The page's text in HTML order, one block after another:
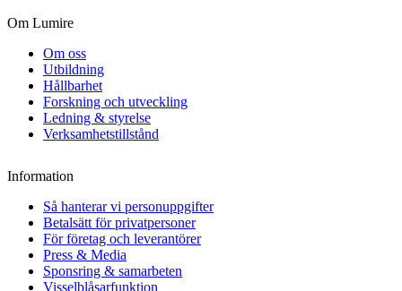
Om Lumire
Om oss
Utbildning
Hållbarhet
Forskning och utveckling
Ledning & styrelse
Verksamhetstillstånd
Information
Så hanterar vi personuppgifter
Betalsätt för privatpersoner
För företag och leverantörer
Press & Media
Sponsring & samarbeten
Visselblåsarfunktion